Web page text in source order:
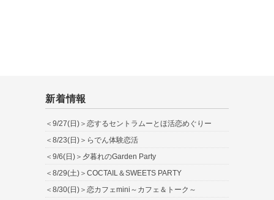
新着情報
＜9/27(日)＞恋するセントラムーとほ活恋めぐりー
＜8/23(日)＞らでん体験恋活
＜9/6(日)＞夕暮れのGarden Party
＜8/29(土)＞COCTAIL＆SWEETS PARTY
＜8/30(日)＞恋カフェmini～カフェ＆トーク～